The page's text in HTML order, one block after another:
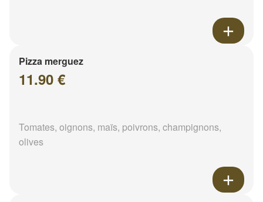
Pizza merguez
11.90 €
Tomates, oignons, maïs, poivrons, champignons,
olives